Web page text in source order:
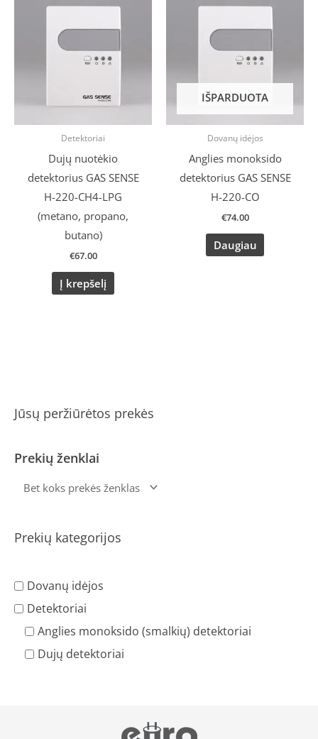
Jūsų peržiūrėtos prekės
Prekių ženklai
Prekių kategorijos
Dovanų idėjos
Detektoriai
Anglies monoksido (smalkių) detektoriai
Dujų detektoriai
Detektoriai
Dujų nuotėkio
detektorius GAS SENSE
H-220-CH4-LPG
(metano, propano,
butano)
€67.00
Į krepšelį
IŠPARDUOTA
Dovanų idėjos
Anglies monoksido
detektorius GAS SENSE
H-220-CO
€74.00
Daugiau